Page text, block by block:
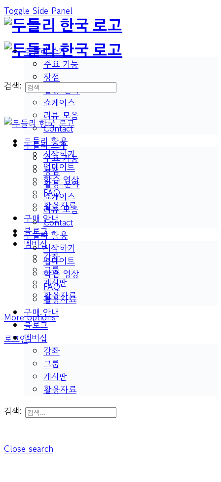
Toggle Side Panel
두들리 소개
주요 기능
장점
활용 분야
쇼케이스
리뷰 모음
Contact
두들리 활용
시작하기
업데이트
학습 영상
FAQ
활용자료
구매 안내
블로그
멤버십
강좌
그룹
게시판
활용자료
More options
로그인
검색:
두들리 소개
주요 기능
장점
활용 분야
쇼케이스
리뷰 모음
Contact
두들리 활용
시작하기
업데이트
학습 영상
FAQ
활용자료
구매 안내
블로그
멤버십
강좌
그룹
게시판
활용자료
검색:
Close search